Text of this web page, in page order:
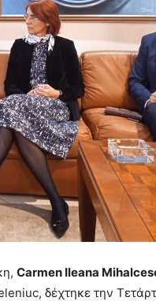
Carmen Ileana
δέχτηκε την